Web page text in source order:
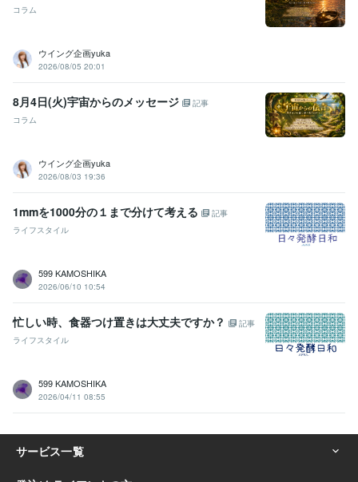
コラム
ウイング企画yuka
2026/08/05 20:01
8月4日(火)宇宙からのメッセージ
記事
コラム
ウイング企画yuka
2026/08/03 19:36
1mmを1000分の１まで分けて考える
記事
ライフスタイル
599 KAMOSHIKA
2026/06/10 10:54
忙しい時、食器つけ置きは大丈夫ですか？
記事
ライフスタイル
599 KAMOSHIKA
2026/04/11 08:55